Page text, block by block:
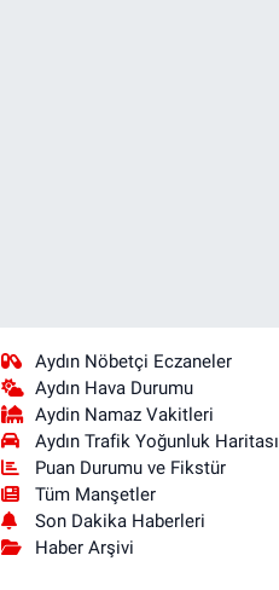
Aydın Nöbetçi Eczaneler
Aydın Hava Durumu
Aydin Namaz Vakitleri
Aydın Trafik Yoğunluk Haritası
Puan Durumu ve Fikstür
Tüm Manşetler
Son Dakika Haberleri
Haber Arşivi